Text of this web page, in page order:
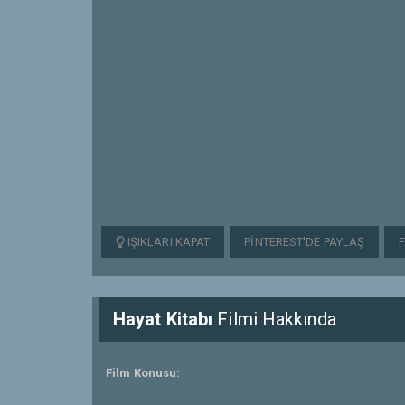
IŞIKLARI KAPAT PINTEREST'DE PAYLAŞ
Hayat Kitabı Filmi Hakkında
Film Konusu: